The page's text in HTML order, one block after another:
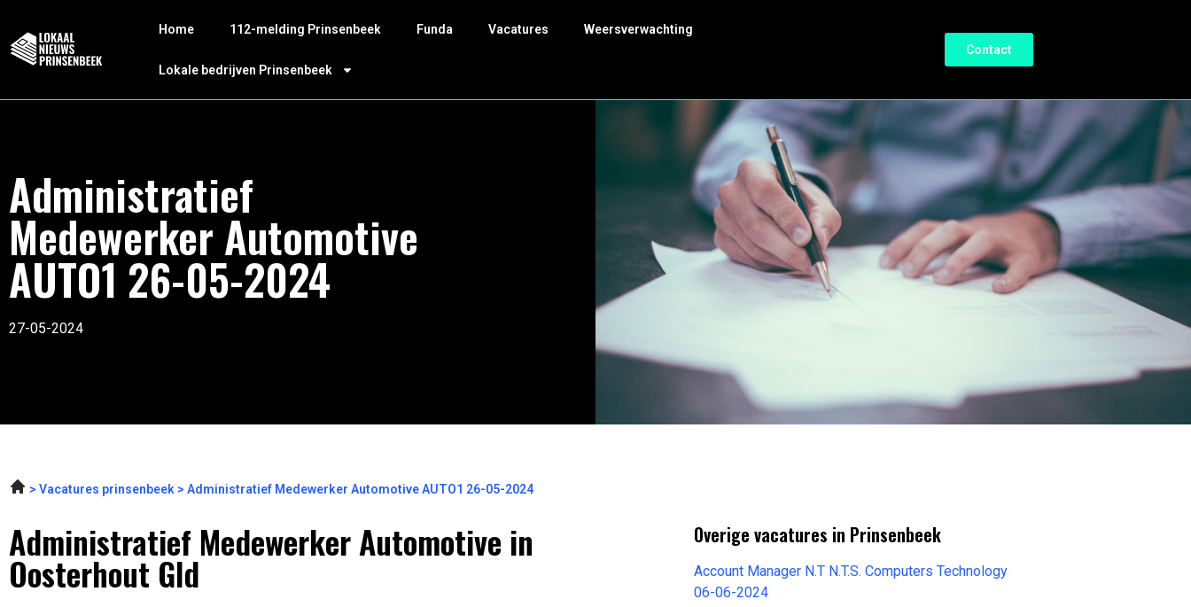
Home 112-melding Prinsenbeek Funda Vacatures Weersverwachting
Lokale bedrijven Prinsenbeek
Contact
Administratief
Medewerker Automotive
AUTO1 26-05-2024
27-05-2024
Vacatures prinsenbeek Administratief Medewerker Automotive AUTO1 26-05-2024
Administratief Medewerker Automotive in
Oosterhout Gld
Overige vacatures in Prinsenbeek
Account Manager N.T N.T.S. Computers Technology
06-06-2024